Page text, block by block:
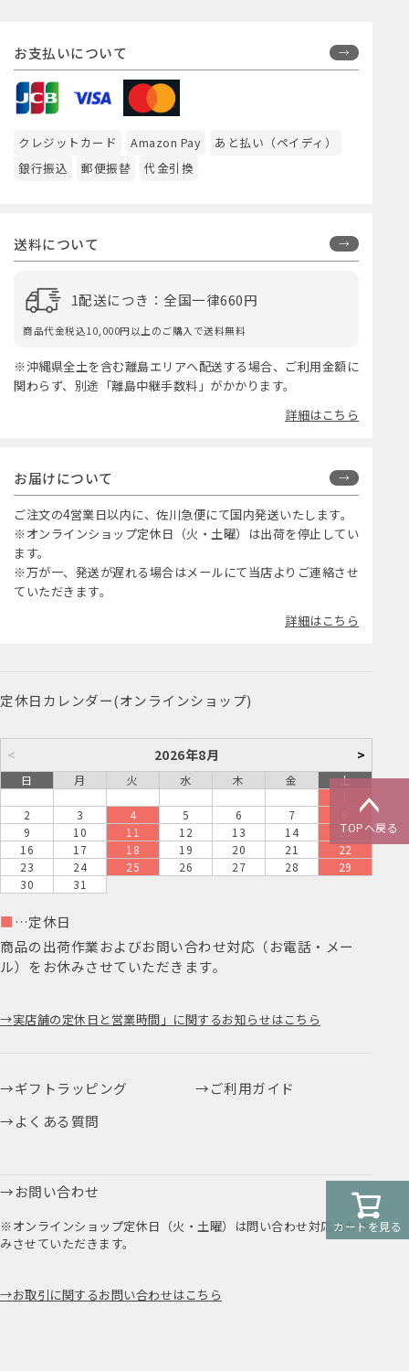
カートを見る
TOPへ戻る
お支払いについて
クレジットカード Amazon Pay
あと払い（ペイディ）
銀行振込
郵便振替 代金引換
送料について
1配送につき：全国一律660円
商品代金税込10,000円以上のご購入で送料無料
※沖縄県全土を含む離島エリアへ配送する場合、ご利用金額に
関わらず、別途「離島中継手数料」がかかります。
詳細はこちら
お届けについて
ご注文の4営業日以内に、佐川急便にて国内発送いたします。
※オンラインショップ定休日（火・土曜）は出荷を停止してい
ます。
※万が一、発送が遅れる場合はメールにて当店よりご連絡させ
ていただきます。
詳細はこちら
定休日カレンダー(オンラインショップ)
< 2026年8月 >
日 月 火 水 木 金
土
2
3 4 5 6 7
9
10 11 12 13 14
15
16
17 18 19 20 21
22
23
24 25 26 27 28
29
30
31
■ …定休日
商品の出荷作業およびお問い合わせ対応（お電話・メー
ル）をお休みさせていただきます。
実店舗の定休日と営業時間」に関するお知らせはこちら
ギフトラッピング
ご利用ガイド
よくある質問
お問い合わせ
※オンラインショップ定休日（火・土曜）は問い合わせ対応をお休
みさせていただきます。
お取引に関するお問い合わせはこちら